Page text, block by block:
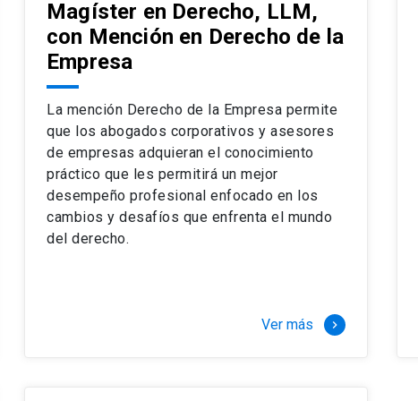
Magíster en Derecho, LLM,
con Mención en Derecho de la
Empresa
La mención Derecho de la Empresa permite
que los abogados corporativos y asesores
de empresas adquieran el conocimiento
práctico que les permitirá un mejor
desempeño profesional enfocado en los
cambios y desafíos que enfrenta el mundo
del derecho.
Ver más keyboard_arrow_right